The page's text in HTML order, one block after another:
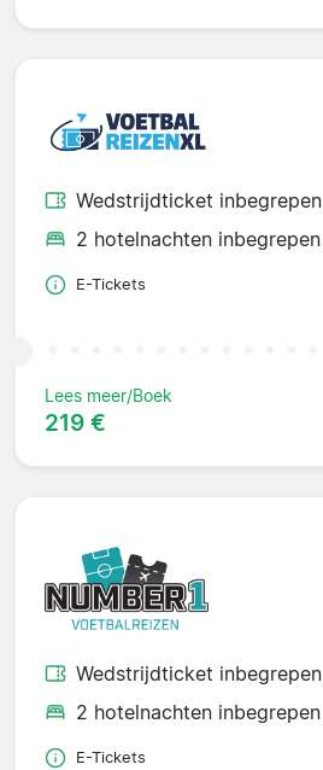
Wedstrijdticket inbegrepen
2 hotelnachten inbegrepen
E-Tickets
Lees meer/Boek
219 €
Wedstrijdticket inbegrepen
2 hotelnachten inbegrepen
E-Tickets